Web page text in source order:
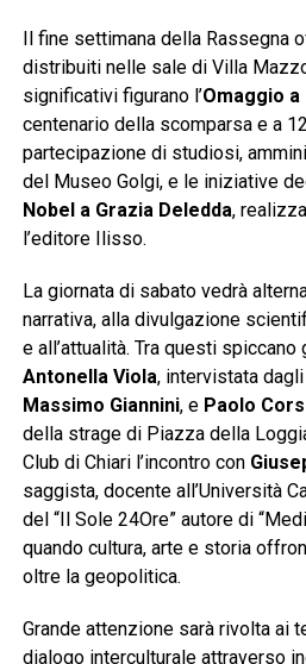
Il fine settimana della Rassegna
distribuiti nelle sale di Villa
significativi figurano l’Omaggio a
centenario della scomparsa e a
partecipazione di studiosi,
del Museo Golgi, e le iniziative
Nobel a Grazia Deledda,
l’editore Ilisso.
La giornata di sabato vedrà
narrativa, alla divulgazione
e all’attualità. Tra questi
Antonella Viola, intervistata
Massimo Giannini, e Paolo
della strage di Piazza della
Club di Chiari l’incontro con
saggista, docente all’Università
del “Il Sole 24Ore” autore di
quando cultura, arte e storia
oltre la geopolitica.
Grande attenzione sarà rivolta ai
dialogo interculturale attraverso